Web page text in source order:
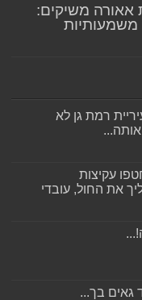
אאורה משיקים:
משמעותיות
רמת גן לא
עקיצות
את החול, עובדי
גאים בך...